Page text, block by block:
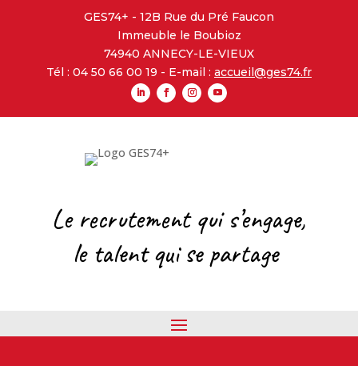
GES74+ - 12B Rue du Pré Faucon
Immeuble le Boubioz
74940 ANNECY-LE-VIEUX
Tél : 04 50 66 00 19 - E-mail : accueil@ges74.fr
Le recrutement qui s’engage,
le talent qui se partage